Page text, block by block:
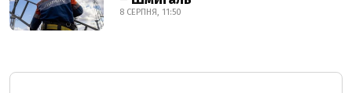
8 СЕРПНЯ, 11:50